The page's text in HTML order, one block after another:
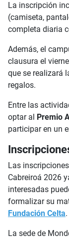
La inscripción
(camiseta,
completa diaria
Además, el
clausura el
que se realizará
regalos.
Entre las
optar al
Premio
participar en un
Las
Cabreiroá 2026
interesadas
formalizar su
Fundación Celta.
La sede de